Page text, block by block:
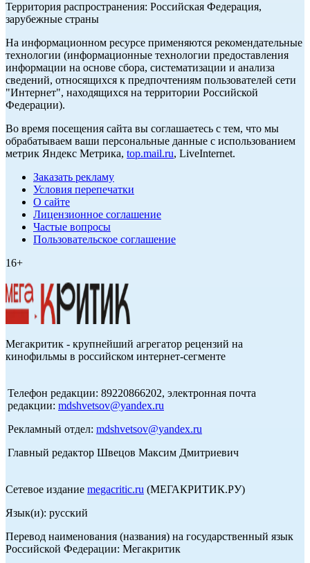
Территория распространения: Российская Федерация,
зарубежные страны
На информационном ресурсе применяются рекомендательные
технологии (информационные технологии предоставления
информации на основе сбора, систематизации и анализа
сведений, относящихся к предпочтениям пользователей сети
"Интернет", находящихся на территории Российской
Федерации).
Во время посещения сайта вы соглашаетесь с тем, что мы
обрабатываем ваши персональные данные с использованием
метрик Яндекс Метрика, top.mail.ru, LiveInternet.
Заказать рекламу
Условия перепечатки
О сайте
Лицензионное соглашение
Частые вопросы
Пользовательское соглашение
16+
Мегакритик - крупнейший агрегатор рецензий на
кинофильмы в российском интернет-сегменте
Телефон редакции: 89220866202, электронная почта
редакции: mdshvetsov@yandex.ru
Рекламный отдел: mdshvetsov@yandex.ru
Главный редактор Швецов Максим Дмитриевич
Сетевое издание megacritic.ru (МЕГАКРИТИК.РУ)
Язык(и): русский
Перевод наименования (названия) на государственный язык
Российской Федерации: Мегакритик